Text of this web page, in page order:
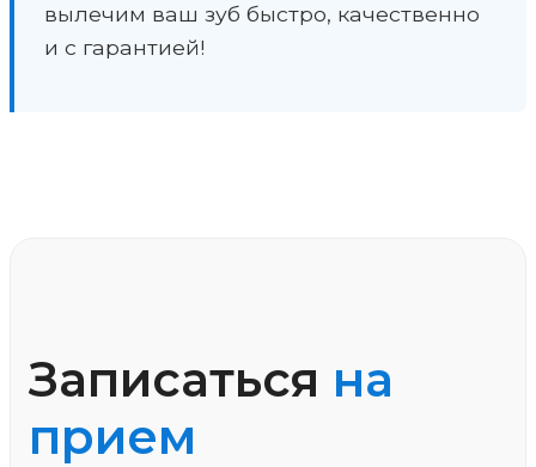
вылечим ваш зуб быстро, качественно
и с гарантией!
Записаться на
прием